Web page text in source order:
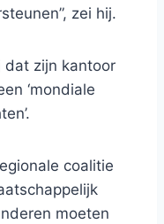
zei hij.
dat zijn kantoor
‘mondiale
coalitie
moeten